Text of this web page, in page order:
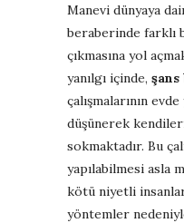
Manevi dünyaya
beraberinde farklı
çıkmasına yol
yanılgı içinde, şans
çalışmalarının
düşünerek
sokmaktadır. Bu
yapılabilmesi asla
kötü niyetli
yöntemler